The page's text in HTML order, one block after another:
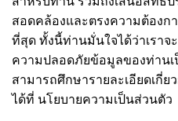
กฎหมาย และกฎเกณฑ์ทางการอื่น
นโยบายความเป็นส่วนตัว (Privacy
เป็น
ข้าพเจ้าได้อ่านโยบายความเป็นส่วนตั
ยินยอมตามนโยบา
สอดคล้องและตรงความต้องก
ที่สุด ทั้งนี้ท่านมั่นใจได้ว่าเราจ
ความปลอดภัยข้อมูลของท่านเ
สามารถศึกษารายละเอียดเกี่ย
ได้ที่ นโยบายความเป็นส่วนตัว